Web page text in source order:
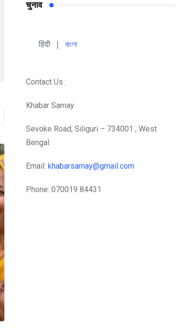
चुनाव
हिंदी | বাংলা
Contact Us :
Khabar Samay
Sevoke Road, Siliguri – 734001 , West
Bengal
Email: khabarsamay@gmail.com
Phone: 070019 84431